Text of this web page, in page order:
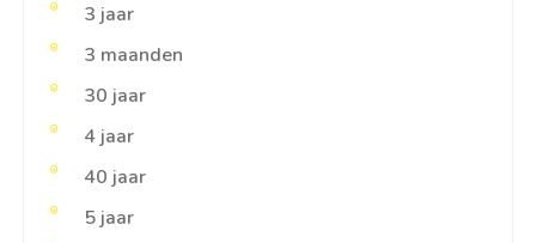
3 jaar
3 maanden
30 jaar
4 jaar
40 jaar
5 jaar